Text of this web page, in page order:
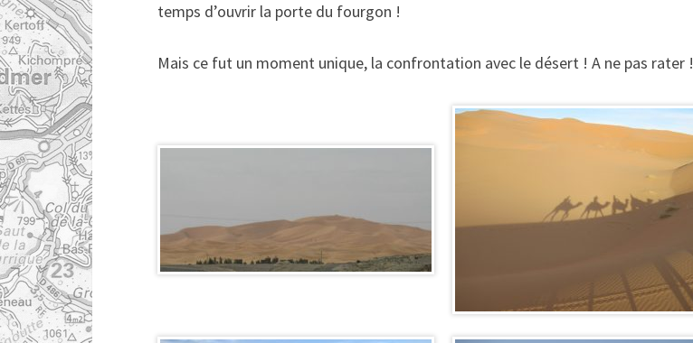
temps d’ouvrir la porte du fourgon !
Mais ce fut un moment unique, la confrontation avec le désert ! A ne pas rater !